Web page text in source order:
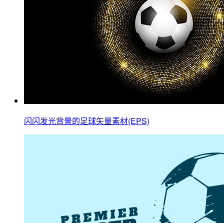
闪闪发光背景的足球矢量素材(EPS)